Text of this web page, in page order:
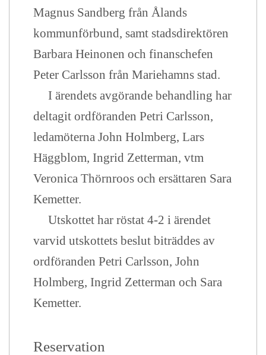
Magnus Sandberg från Ålands
kommunförbund, samt stadsdirektören
Barbara Heinonen och finanschefen
Peter Carlsson från Mariehamns stad.
I ärendets avgörande behandling har
deltagit ordföranden Petri Carlsson,
ledamöterna John Holmberg, Lars
Häggblom, Ingrid Zetterman, vtm
Veronica Thörnroos och ersättaren Sara
Kemetter.
Utskottet har röstat 4-2 i ärendet
varvid utskottets beslut biträddes av
ordföranden Petri Carlsson, John
Holmberg, Ingrid Zetterman och Sara
Kemetter.
Reservation